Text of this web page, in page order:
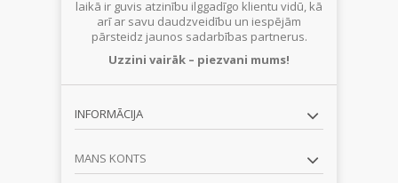
laikā ir guvis atzinību ilggadīgo klientu vidū, kā
arī ar savu daudzveidību un iespējām
pārsteidz jaunos sadarbības partnerus.
Uzzini vairāk – piezvani mums!
INFORMĀCIJA
MANS KONTS